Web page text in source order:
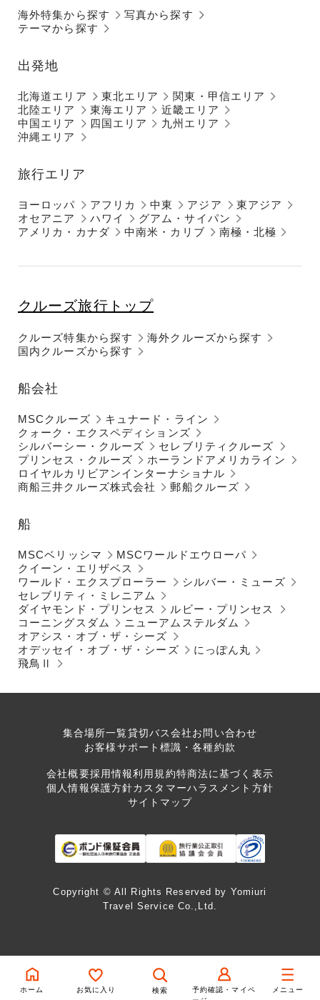
海外特集から探す
テーマから探す
写真から探す
出発地
北海道エリア 東北エリア
関東・甲信エリア
北陸エリア
東海エリア
近畿エリア
中国エリア
四国エリア
九州エリア
沖縄エリア
旅行エリア
ヨーロッパ アフリカ 中東 アジア
東アジア
オセアニア
ハワイ
グアム・サイパン
アメリカ・カナダ
中南米・カリブ 南極・北極
クルーズ旅行トップ
クルーズ特集から探す
国内クルーズから探す
海外クルーズから探す
船会社
MSCクルーズ
キュナード・ライン
クォーク・エクスペディションズ
シルバーシー・クルーズ
セレブリティクルーズ
プリンセス・クルーズ
ホーランドアメリカライン
ロイヤルカリビアンインターナショナル
商船三井クルーズ株式会社
郵船クルーズ
船
MSCベリッシマ
MSCワールドエウローパ
クイーン・エリザベス
ワールド・エクスプローラー
シルバー・ミューズ
セレブリティ・ミレニアム
ダイヤモンド・プリンセス
ルビー・プリンセス
コーニングスダム
ニューアムステルダム
オアシス・オブ・ザ・シーズ
オデッセイ・オブ・ザ・シーズ
にっぽん丸
飛鳥Ⅱ
集合場所一覧貸切バス会社お問い合わせ
お客様サポート 標識・各種約款
会社概要採用情報利用規約特商法に基づく表示
個人情報保護方針カスタマーハラスメント方針
サイトマップ
Copyright © All Rights Reserved by Yomiuri
Travel Service Co.,Ltd.
ホーム お気に入り 検索
予約確認・マイペ
メニュー